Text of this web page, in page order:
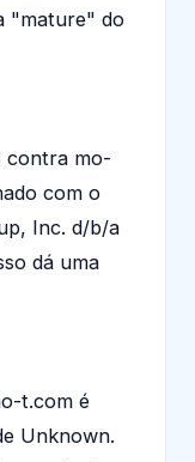
"mature" do
contra mo-
com o
Inc. d/b/a
dá uma
t.com é
Unknown.